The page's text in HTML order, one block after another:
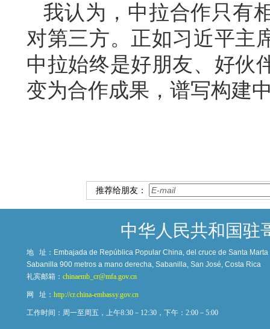
我认为，中拉合作只有
对第三方。正如习近平主
中拉始终是好朋友、好伙
变为合作成果，谱写构建
推荐给朋友：
中华人民共和国驻
地 址： Embajada de República Popular China, del cruce de Santa
Sabanilla 900 metros a mano derecha, Sabanilla, San José, Costa Rica
礼宾邮箱： chinaemb_cr@mfa.gov.cn
网 址： http://cr.china-embassy.gov.cn
工作时间：周一至周五，上午8:30－12:30，下午：2:00－5:00